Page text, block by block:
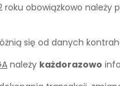
roku obowiązkowo
się od danych
należy każdorazowo